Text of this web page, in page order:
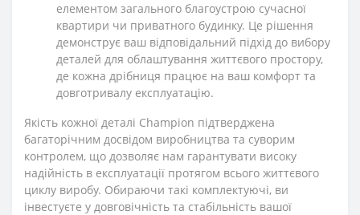
елементом загального благоустрою сучасної
квартири чи приватного будинку. Це рішення
демонструє ваш відповідальний підхід до вибору
деталей для облаштування життєвого простору,
де кожна дрібниця працює на ваш комфорт та
довготривалу експлуатацію.
Якість кожної деталі Champion підтверджена
багаторічним досвідом виробництва та суворим
контролем, що дозволяє нам гарантувати високу
надійність в експлуатації протягом всього життєвого
циклу виробу. Обираючи такі комплектуючі, ви
інвестуєте у довговічність та стабільність вашої